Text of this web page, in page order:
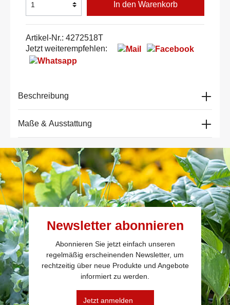
In den Warenkorb
Artikel-Nr.: 4272518T
Jetzt weiterempfehlen:
Beschreibung
Maße & Ausstattung
Newsletter abonnieren
Abonnieren Sie jetzt einfach unseren
regelmäßig erscheinenden Newsletter, um
rechtzeitig über neue Produkte und Angebote
informiert zu werden.
Jetzt anmelden